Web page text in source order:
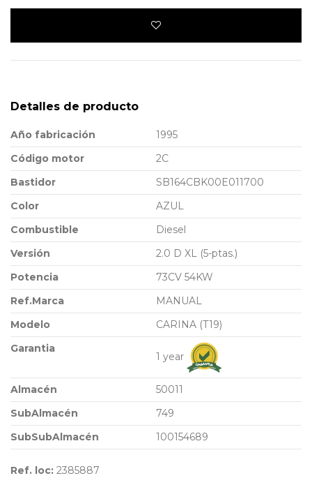
Detalles de producto
Año fabricación
1995
Código motor
2C
Bastidor
SB164CBK00E011700
Color
AZUL
Combustible
Diesel
Versión
2.0 D XL (5-ptas.)
Potencia
73CV 54KW
Ref.Marca
MANUAL
Modelo
CARINA (T19)
Garantia
1 year
Almacén
50011
SubAlmacén
749
SubSubAlmacén
100154689
Ref. loc: 2385887